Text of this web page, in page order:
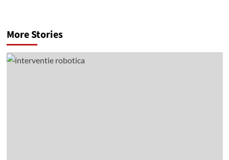
More Stories